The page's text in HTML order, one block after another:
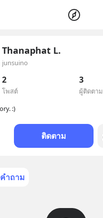
Thanaphat L.
junsuino
2
โพสต์
3
ผู้ติดตาม
Thank for all story. :)
ติดตาม
คำถาม